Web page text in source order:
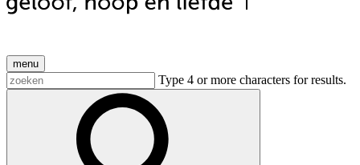
menu
Type 4 or more characters for results.